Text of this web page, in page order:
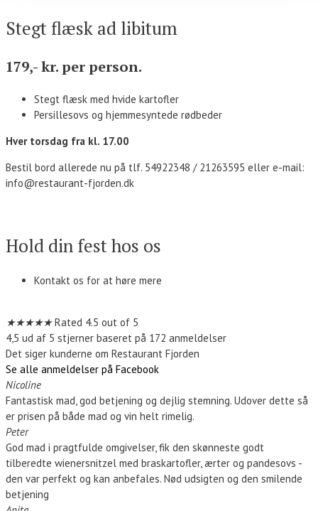
Stegt flæsk ad libitum
179,- kr. per person.
Stegt flæsk med hvide kartofler
Persillesovs og hjemmesyntede rødbeder
Hver torsdag fra kl. 17.00
Bestil bord allerede nu på tlf. 54922348 / 21263595 eller e-mail:
info@restaurant-fjorden.dk
Hold din fest hos os
Kontakt os for at høre mere
★★★★★ Rated 4.5 out of 5
4,5 ud af 5 stjerner baseret på 172 anmeldelser
Det siger kunderne om Restaurant Fjorden
Se alle anmeldelser på Facebook
Nicoline
Fantastisk mad, god betjening og dejlig stemning. Udover dette så
er prisen på både mad og vin helt rimelig.
Peter
God mad i pragtfulde omgivelser, fik den skønneste godt
tilberedte wienersnitzel med braskartofler, ærter og pandesovs -
den var perfekt og kan anbefales. Nød udsigten og den smilende
betjening